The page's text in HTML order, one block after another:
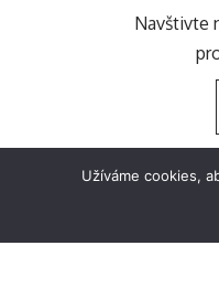
Navštivte
Užíváme cookies,